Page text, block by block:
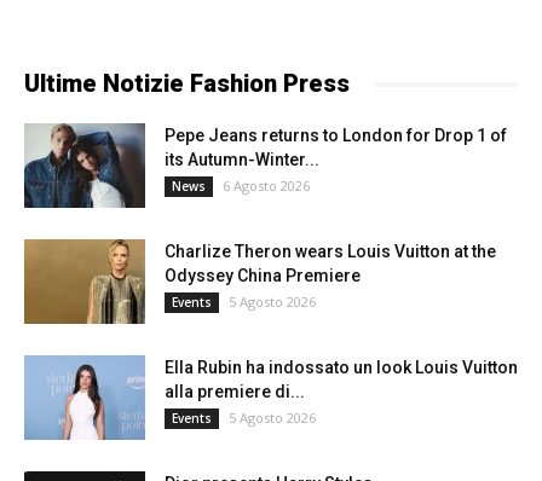
Ultime Notizie Fashion Press
Pepe Jeans returns to London for Drop 1 of
its Autumn-Winter...
News 6 Agosto 2026
Charlize Theron wears Louis Vuitton at the
Odyssey China Premiere
Events 5 Agosto 2026
Ella Rubin ha indossato un look Louis Vuitton
alla premiere di...
Events 5 Agosto 2026